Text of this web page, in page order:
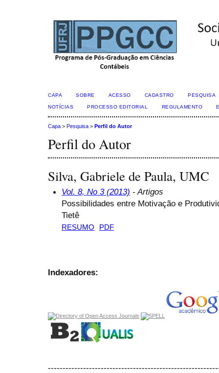
CAPA SOBRE ACESSO CADASTRO PESQUISA
NOTÍCIAS PROCESSO EDITORIAL REGULAMENTO
Capa > Pesquisa > Perfil do Autor
Perfil do Autor
Silva, Gabriele de Paula, UMC
Vol. 8, No 3 (2013) - Artigos
Possibilidades entre Motivação e
Tietê
RESUMO PDF
Indexadores: